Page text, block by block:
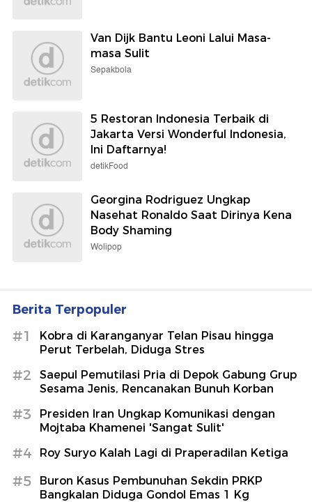
Van Dijk Bantu Leoni Lalui Masa-
masa Sulit
Sepakbola
5 Restoran Indonesia Terbaik di
Jakarta Versi Wonderful Indonesia,
Ini Daftarnya!
detikFood
Georgina Rodriguez Ungkap
Nasehat Ronaldo Saat Dirinya Kena
Body Shaming
Wolipop
Berita Terpopuler
#1
Kobra di Karanganyar Telan Pisau hingga
Perut Terbelah, Diduga Stres
#2
Saepul Pemutilasi Pria di Depok Gabung Grup
Sesama Jenis, Rencanakan Bunuh Korban
#3
Presiden Iran Ungkap Komunikasi dengan
Mojtaba Khamenei 'Sangat Sulit'
#4 Roy Suryo Kalah Lagi di Praperadilan Ketiga
#5
Buron Kasus Pembunuhan Sekdin PRKP
Bangkalan Diduga Gondol Emas 1 Kg